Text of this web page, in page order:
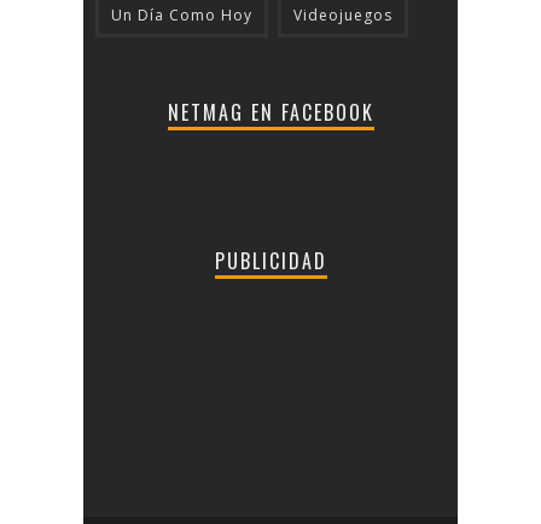
Un Día Como Hoy Videojuegos
NETMAG EN FACEBOOK
PUBLICIDAD